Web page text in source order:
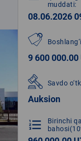
muddati:
08.06.2026
9 600 000.00
Savdo
Auksion
format_list_numbered
Birinchi